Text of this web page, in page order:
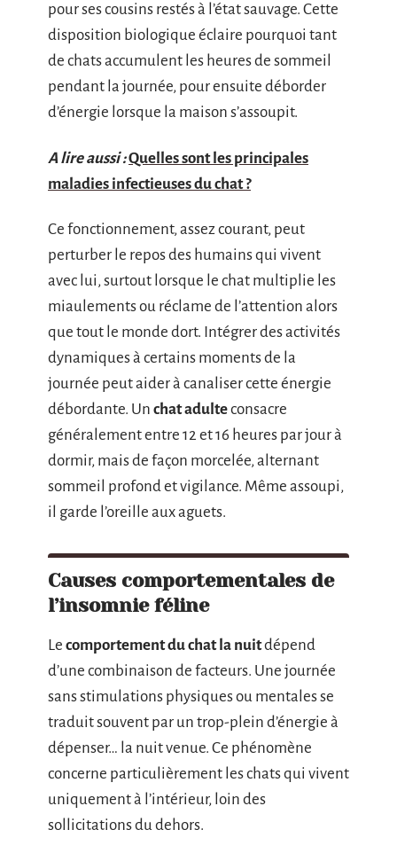
pour ses cousins restés à l’état sauvage. Cette
disposition biologique éclaire pourquoi tant
de chats accumulent les heures de sommeil
pendant la journée, pour ensuite déborder
d’énergie lorsque la maison s’assoupit.
A lire aussi :Quelles sont les principales
maladies infectieuses du chat ?
Ce fonctionnement, assez courant, peut
perturber le repos des humains qui vivent
avec lui, surtout lorsque le chat multiplie les
miaulements ou réclame de l’attention alors
que tout le monde dort. Intégrer des activités
dynamiques à certains moments de la
journée peut aider à canaliser cette énergie
débordante. Un chat adulteconsacre
généralement entre 12 et 16 heures par jour à
dormir, mais de façon morcelée, alternant
sommeil profond et vigilance. Même assoupi,
il garde l’oreille aux aguets.
Causes comportementales de
l’insomnie féline
Le comportement du chat la nuitdépend
d’une combinaison de facteurs. Une journée
sans stimulations physiques ou mentales se
traduit souvent par un trop-plein d’énergie à
dépenser… la nuit venue. Ce phénomène
concerne particulièrement les chats qui vivent
uniquement à l’intérieur, loin des
sollicitations du dehors.